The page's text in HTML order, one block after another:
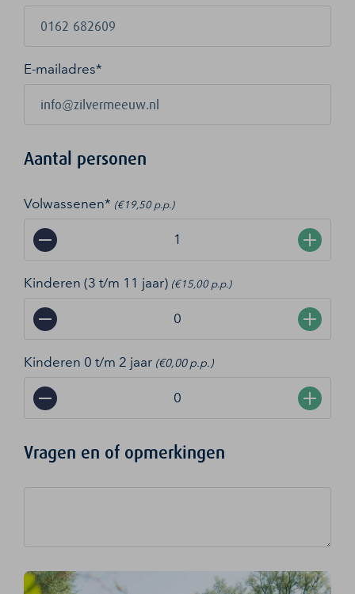
E-mailadres*
Aantal personen
Volwassenen* (€19,50 p.p.)
− +
Kinderen (3 t/m 11 jaar) (€15,00 p.p.)
− +
Kinderen 0 t/m 2 jaar (€0,00 p.p.)
− +
Vragen en of opmerkingen